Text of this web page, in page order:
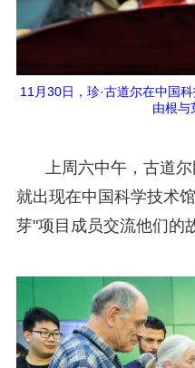
11月30日，珍·古道尔在中国
由根与
上周六中午，古道
就出现在中国科学技术
芽"项目成员交流他们的